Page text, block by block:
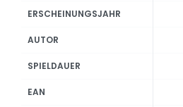
ERSCHEINUNGSJAHR
AUTOR
SPIELDAUER
EAN